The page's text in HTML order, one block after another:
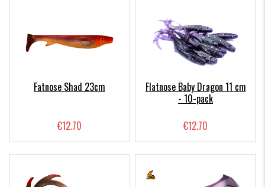
Fatnose Shad 23cm
€12.70
Flatnose Baby Dragon 11 cm
- 10-pack
€12.70